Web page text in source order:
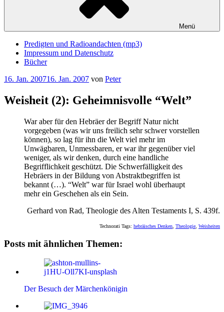
Menü
Predigten und Radioandachten (mp3)
Impressum und Datenschutz
Bücher
Veröffentlicht
16. Jan. 200716. Jan. 2007 von Peter
Weisheit (2): Geheimnisvolle “Welt”
War aber für den Hebräer der Begriff Natur nicht
vorgegeben (was wir uns freilich sehr schwer vorstellen
können), so lag für ihn die Welt viel mehr im
Unwägbaren, Unmessbaren, er war ihr gegenüber viel
weniger, als wir denken, durch eine handliche
Begrifflichkeit geschützt. Die Schwerfälligkeit des
Hebräers in der Bildung von Abstraktbegriffen ist
bekannt (…). “Welt” war für Israel wohl überhaupt
mehr ein Geschehen als ein Sein.
Gerhard von Rad, Theologie des Alten Testaments I, S. 439f.
Technorati Tags: hebräisches Denken Theologie Weisheiten
Posts mit ähnlichen Themen:
Der Besuch der Märchenkönigin